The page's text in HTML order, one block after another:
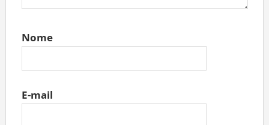
Nome
E-mail